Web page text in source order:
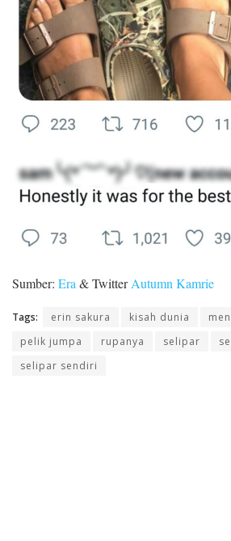
Sumber: Era& TwitterAutumn Kamrie
Tags: erin sakura kisah dunia
pelik jumpa
rupanya selipar
selipar sendiri